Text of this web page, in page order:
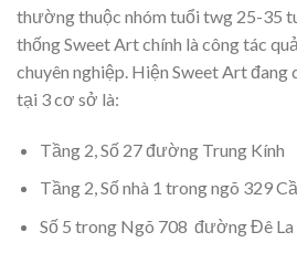
thường thuộc nhóm tuổi twg 25-35
thống Sweet Art chính là công tác
chuyên nghiệp. Hiện Sweet Art đang
tại 3 cơ sở là:
Tầng 2, Số 27 đường Trung Kính
Tầng 2, Số nhà 1 trong ngõ 329
Số 5 trong Ngõ 708 đường Đê La